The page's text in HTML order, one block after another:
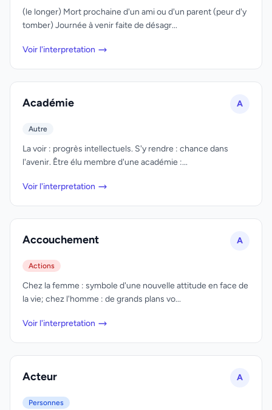
(le longer) Mort prochaine d'un ami ou d'un parent (peur d'y
tomber) Journée à venir faite de désagr...
Voir l'interpretation
Académie A
Autre
La voir : progrès intellectuels. S'y rendre : chance dans
l'avenir. Être élu membre d'une académie :...
Voir l'interpretation
Accouchement A
Actions
Chez la femme : symbole d'une nouvelle attitude en face de
la vie; chez l'homme : de grands plans vo...
Voir l'interpretation
Acteur A
Personnes